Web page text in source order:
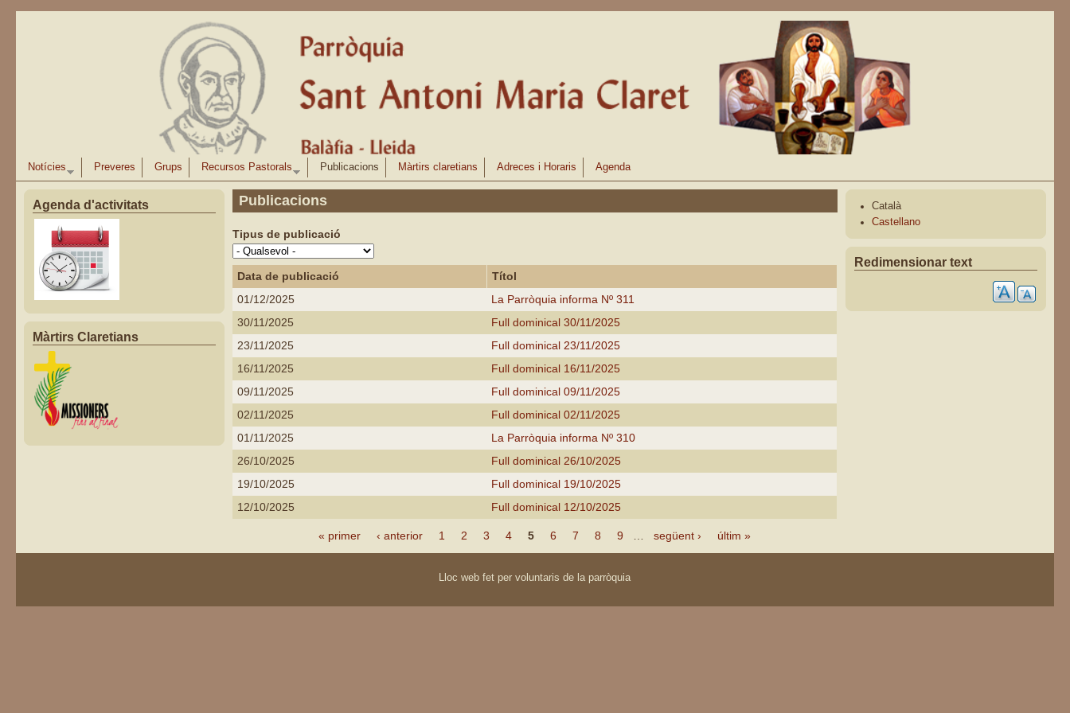
Notícies Preveres Grups Recursos Pastorals Publicacions Màrtirs claretians Adreces i Horaris Agenda
Agenda d'activitats
Màrtirs Claretians
Publicacions
Tipus de publicació
Data de publicació
Títol
01/12/2025
La Parròquia informa Nº 311
30/11/2025
Full dominical 30/11/2025
23/11/2025
Full dominical 23/11/2025
16/11/2025
Full dominical 16/11/2025
09/11/2025
Full dominical 09/11/2025
02/11/2025
Full dominical 02/11/2025
01/11/2025
La Parròquia informa Nº 310
26/10/2025
Full dominical 26/10/2025
19/10/2025
Full dominical 19/10/2025
12/10/2025
Full dominical 12/10/2025
« primer ‹ anterior 1 2 3 4 5 6 7 8 9 següent › últim »
Català
Castellano
Redimensionar text
Lloc web fet per voluntaris de la parròquia